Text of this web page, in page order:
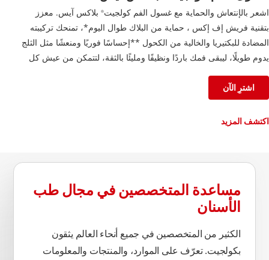
اشعر بالإنتعاش والحماية مع غسول الفم كولجيت® بلاكس آيس. معزز
بتقنية فريش إف إكس ، حماية من البلاك طوال اليوم*، تمنحك تركيبته
المضادة للبكتيريا والخالية من الكحول **إحساسًا فوريًا ومنعشًا مثل الثلج
يدوم طويلًا، ليبقى فمك باردًا ونظيفًا ومليئًا بالثقة، لتتمكن من عيش كل
اشترِ الآن
اكتشف المزيد
مساعدة المتخصصين في مجال طب
الأسنان
الكثير من المتخصصين في جميع أنحاء العالم يثقون
بكولجيت. تعرّف على الموارد، والمنتجات والمعلومات